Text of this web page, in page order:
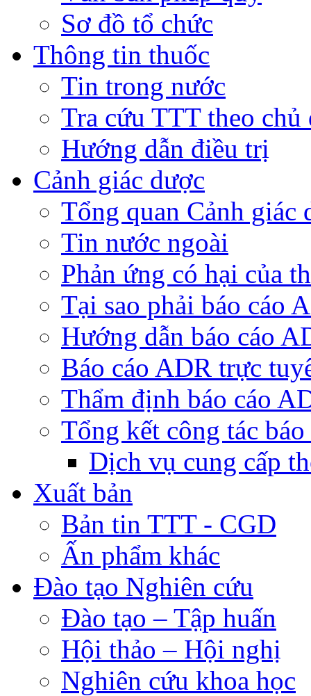
Sơ đồ tổ chức
Thông tin thuốc
Tin trong nước
Tra cứu TTT theo
Hướng dẫn điều trị
Cảnh giác dược
Tổng quan Cảnh giác
Tin nước ngoài
Phản ứng có hại của
Tại sao phải báo cáo
Hướng dẫn báo cáo
Báo cáo ADR trực
Thẩm định báo cáo
Tổng kết công tác
Dịch vụ cung cấp
Xuất bản
Bản tin TTT - CGD
Ấn phẩm khác
Đào tạo Nghiên cứu
Đào tạo – Tập huấn
Hội thảo – Hội nghị
Nghiên cứu khoa học